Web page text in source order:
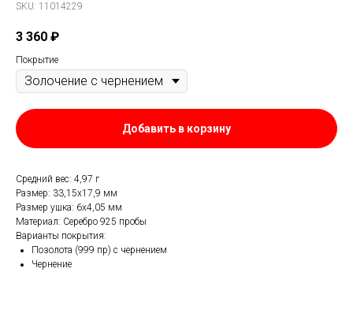
SKU: 11014229
3 360 ₽
Покрытие
Добавить в корзину
Средний вес: 4,97 г
Размер: 33,15х17,9 мм
Размер ушка: 6х4,05 мм
Материал: Серебро 925 пробы
Варианты покрытия:
Позолота (999 пр) с чернением
Чернение